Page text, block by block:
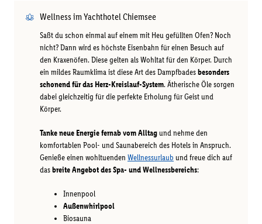
Wellness im Yachthotel Chiemsee
Saßt du schon einmal auf einem mit Heu gefüllten Ofen? Noch
nicht? Dann wird es höchste Eisenbahn für einen Besuch auf
den Kraxenöfen. Diese gelten als Wohltat für den Körper. Durch
ein mildes Raumklima ist diese Art des Dampfbadesbesonders
schonend für das Herz-Kreislauf-System. Ätherische Öle sorgen
dabei gleichzeitig für die perfekte Erholung für Geist und
Körper.
Tanke neue Energie fernab vom Alltag und nehme den
komfortablen Pool- und Saunabereich des Hotels in Anspruch.
Genieße einen wohltuenden Wellnessurlaub und freue dich auf
dasbreite Angebot des Spa- und Wellnessbereichs:
Innenpool
Außenwhirlpool
Biosauna